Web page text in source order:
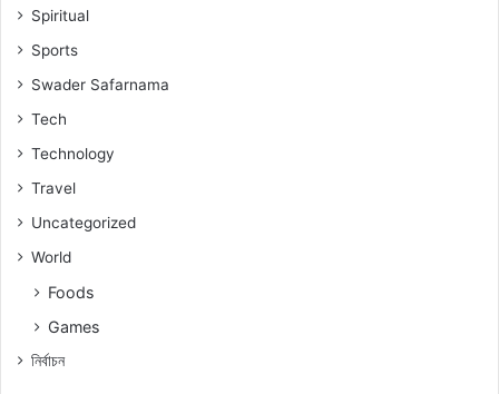
Spiritual
Sports
Swader Safarnama
Tech
Technology
Travel
Uncategorized
World
Foods
Games
নিৰ্বাচন